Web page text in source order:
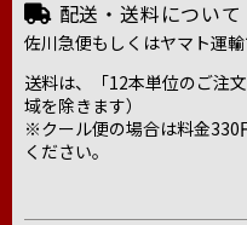
配送・送料について
佐川急便もしくはヤマト運輸
送料は、「12本単位のご注
域を除きます）
※クール便の場合は料金330
ください。